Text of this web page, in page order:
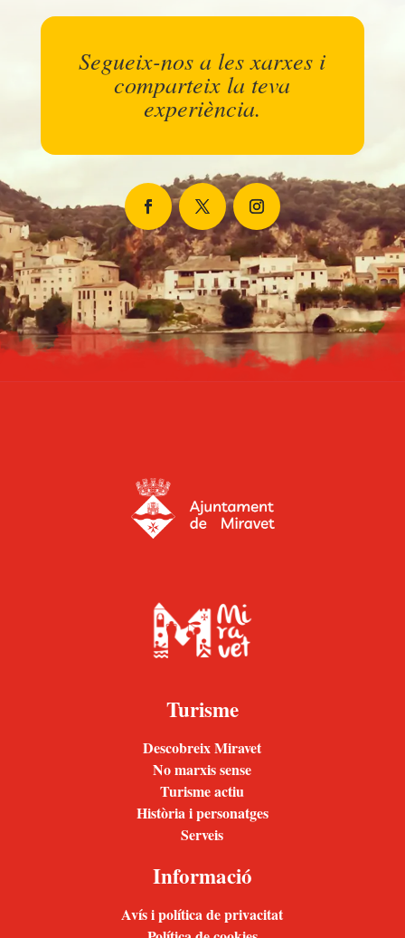
Segueix-nos a les xarxes i
comparteix la teva
experiència.
Turisme
Descobreix Miravet
No marxis sense
Turisme actiu
Història i personatges
Serveis
Informació
Avís i política de privacitat